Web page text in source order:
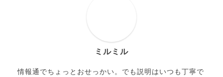
ミルミル
情報通でちょっとおせっかい。でも説明はいつも丁寧で